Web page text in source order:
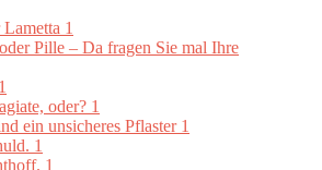
1
Pille – Da fragen Sie mal Ihre
1
oder? 1
ein unsicheres Pflaster 1
1
1